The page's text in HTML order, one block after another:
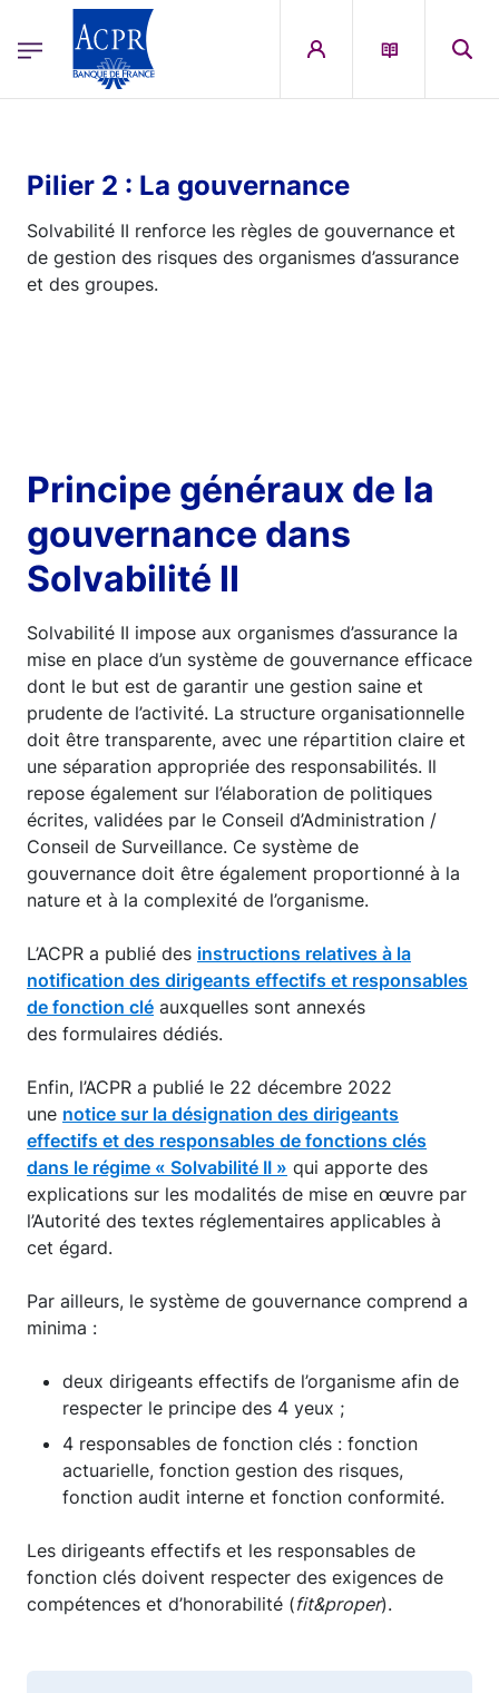
ACPR Menu Principal (French)
Pilier 2 : La gouvernance
Solvabilité II renforce les règles de gouvernance et
de gestion des risques des organismes d’assurance
et des groupes.
Principe généraux de la
gouvernance dans
Solvabilité II
Solvabilité II impose aux organismes d’assurance la
mise en place d’un système de gouvernance efficace
dont le but est de garantir une gestion saine et
prudente de l’activité. La structure organisationnelle
doit être transparente, avec une répartition claire et
une séparation appropriée des responsabilités. Il
repose également sur l’élaboration de politiques
écrites, validées par le Conseil d’Administration /
Conseil de Surveillance. Ce système de
gouvernance doit être également proportionné à la
nature et à la complexité de l’organisme.
L’ACPR a publié des instructions relatives à la
notification des dirigeants effectifs et responsables
de fonction clé auxquelles sont annexés
des formulaires dédiés.
Enfin, l’ACPR a publié le 22 décembre 2022
une notice sur la désignation des dirigeants
effectifs et des responsables de fonctions clés
dans le régime « Solvabilité II » qui apporte des
explications sur les modalités de mise en œuvre par
l’Autorité des textes réglementaires applicables à
cet égard.
Par ailleurs, le système de gouvernance comprend a
minima :
deux dirigeants effectifs de l’organisme afin de
respecter le principe des 4 yeux ;
4 responsables de fonction clés : fonction
actuarielle, fonction gestion des risques,
fonction audit interne et fonction conformité.
Les dirigeants effectifs et les responsables de
fonction clés doivent respecter des exigences de
compétences et d’honorabilité (fit&proper).